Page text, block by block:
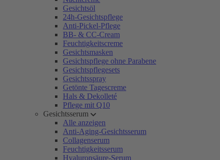
Gesichtsöl
24h-Gesichtspflege
Anti-Pickel-Pflege
BB- & CC-Cream
Feuchtigkeitscreme
Gesichtsmasken
Gesichtspflege ohne Parabene
Gesichtspflegesets
Gesichtsspray
Getönte Tagescreme
Hals & Dekolleté
Pflege mit Q10
Gesichtsserum
Alle anzeigen
Anti-Aging-Gesichtsserum
Collagenserum
Feuchtigkeitsserum
Hyaluronsäure-Serum